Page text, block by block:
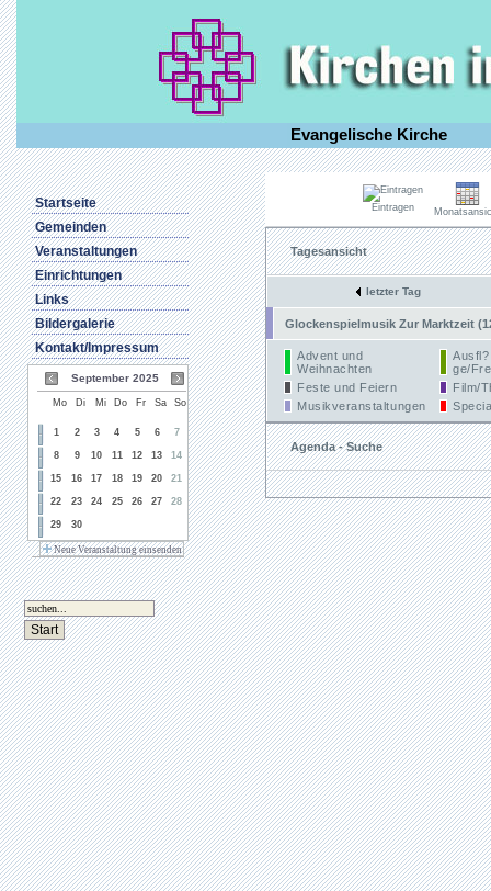
Evangelische Kirche
Startseite
Gemeinden
Veranstaltungen
Einrichtungen
Links
Bildergalerie
Kontakt/Impressum
September 2025
Mo Di Mi Do Fr Sa So
1 2 3 4 5 6 7
8 9 10 11 12 13 14
15 16 17 18 19 20 21
22 23 24 25 26 27 28
29 30
Neue Veranstaltung einsenden
Eintragen
Tagesansicht
letzter Tag
Glockenspielmusik Zur Marktzeit
Advent und
Weihnachten
Ausfl?
ge/
Feste und Feiern
Film/
Musikveranstaltungen
Agenda - Suche